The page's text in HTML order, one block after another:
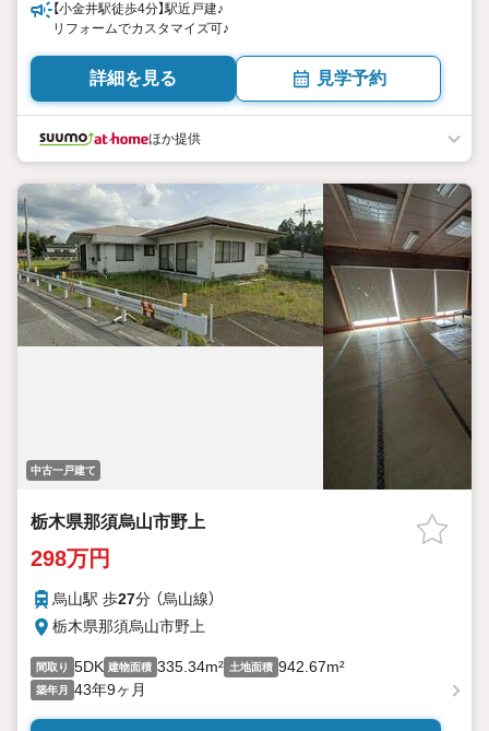
【小金井駅徒歩4分】駅近戸建♪
リフォームでカスタマイズ可♪
詳細を見る 見学予約
ほか提供
中古一戸建て
栃木県那須烏山市野上
298万円
烏山駅 歩27分 （烏山線）
栃木県那須烏山市野上
間取り 5DK 建物面積 335.34m² 土地面積 942.67m²
築年月 43年9ヶ月